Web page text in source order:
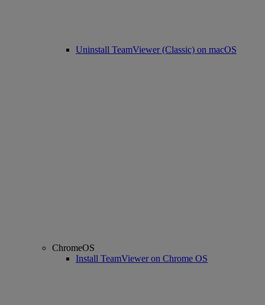
Uninstall TeamViewer (Classic) on macOS
ChromeOS
Install TeamViewer on Chrome OS